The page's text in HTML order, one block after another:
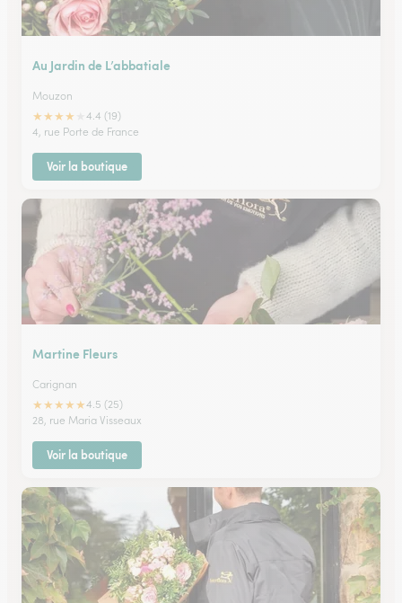
Au Jardin de L’abbatiale
Mouzon
★★★★
4.4 (19)
4, rue Porte de France
Voir la boutique
Martine Fleurs
Carignan
★★★★★4.5 (25)
28, rue Maria Visseaux
Voir la boutique